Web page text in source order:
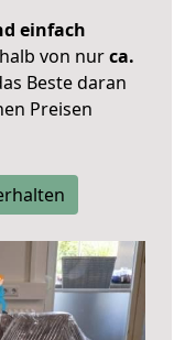
einfach
von nurca.
Beste daran
Preisen